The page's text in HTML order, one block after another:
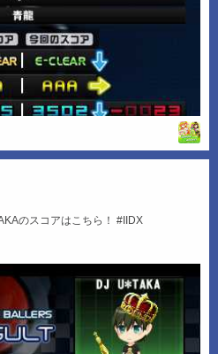
のスコアはこちら！ #IIDX